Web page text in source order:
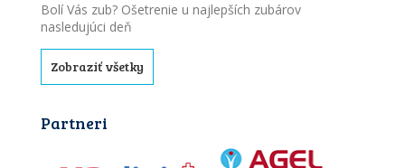
Bolí Vás zub? Ošetrenie u najlepších zubárov
nasledujúci deň
Zobraziť všetky
Partneri